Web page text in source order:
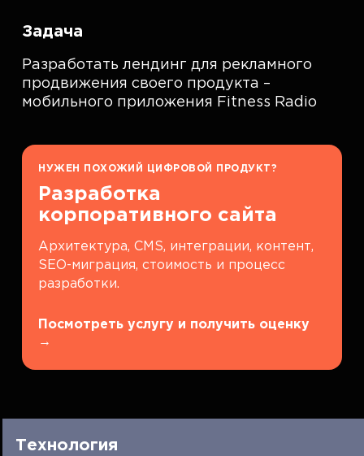
Задача
Разработать лендинг для рекламного
продвижения своего продукта –
мобильного приложения Fitness Radio
НУЖЕН ПОХОЖИЙ ЦИФРОВОЙ ПРОДУКТ?
Разработка
корпоративного сайта
Архитектура, CMS, интеграции, контент,
SEO-миграция, стоимость и процесс
разработки.
Посмотреть услугу и получить оценку
→
Технология